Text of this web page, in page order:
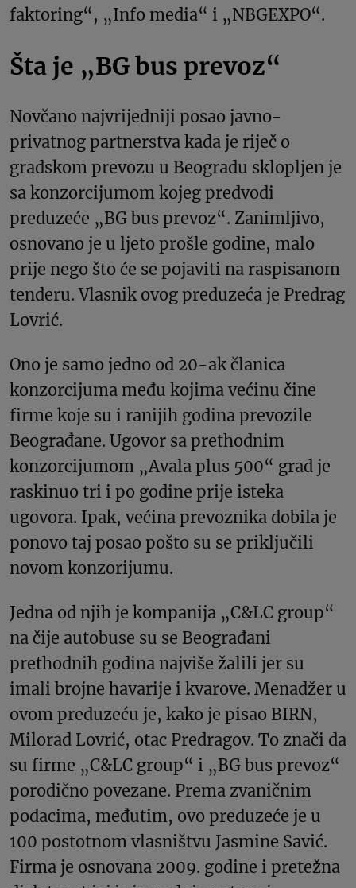
faktoring“, „Info media“ i „NBGEXPO“.
Šta je „BG bus prevoz“
Novčano najvrijedniji posao javno-
privatnog partnerstva kada je riječ o
gradskom prevozu u Beogradu sklopljen je
sa konzorcijumom kojeg predvodi
preduzeće „BG bus prevoz“. Zanimljivo,
osnovano je u ljeto prošle godine, malo
prije nego što će se pojaviti na raspisanom
tenderu. Vlasnik ovog preduzeća je Predrag
Lovrić.
Ono je samo jedno od 20-ak članica
konzorcijuma među kojima većinu čine
firme koje su i ranijih godina prevozile
Beograđane. Ugovor sa prethodnim
konzorcijumom „Avala plus 500“ grad je
raskinuo tri i po godine prije isteka
ugovora. Ipak, većina prevoznika dobila je
ponovo taj posao pošto su se priključili
novom konzorijumu.
Jedna od njih je kompanija „C&LC group“
na čije autobuse su se Beograđani
prethodnih godina najviše žalili jer su
imali brojne havarije i kvarove. Menadžer u
ovom preduzeću je, kako je pisao BIRN,
Milorad Lovrić, otac Predragov. To znači da
su firme „C&LC group“ i „BG bus prevoz“
porodično povezane. Prema zvaničnim
podacima, međutim, ovo preduzeće je u
100 postotnom vlasništvu Jasmine Savić.
Firma je osnovana 2009. godine i pretežna